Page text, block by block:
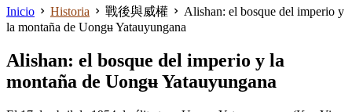
Inicio Historia 戰後與威權
Alishan: el bosque del imperio y
la montaña de Uongʉ Yatauyungana
Alishan: el bosque del imperio y la
montaña de Uongʉ Yatauyungana